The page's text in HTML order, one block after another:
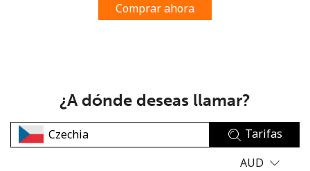
Comprar ahora
¿A dónde deseas llamar?
Tarifas
AUD